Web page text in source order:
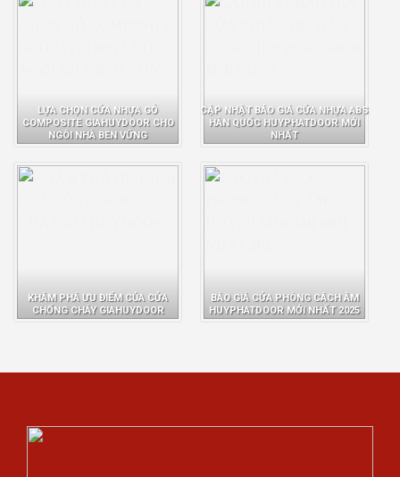
LỰA CHỌN CỬA NHỰA GỖ
COMPOSITE GIAHUYDOOR CHO
NGÔI NHÀ BỀN VỮNG
CẬP NHẬT BÁO GIÁ CỬA NHỰA ABS
HÀN QUỐC HUYPHATDOOR MỚI
NHẤT
KHÁM PHÁ ƯU ĐIỂM CỦA CỬA
CHỐNG CHÁY GIAHUYDOOR
BÁO GIÁ CỬA PHÒNG CÁCH ÂM
HUYPHATDOOR MỚI NHẤT 2025